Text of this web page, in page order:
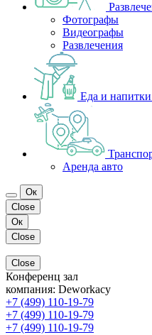
Фотографы
Видеографы
Развлечения
Еда и
Аренда авто
Ок
Close
Ок
Close
Close
Конференц зал
компания: Deworkacy
+7 (499) 110-19-79
+7 (499) 110-19-79
+7 (499) 110-19-79